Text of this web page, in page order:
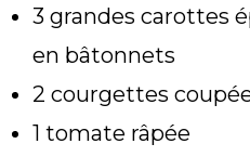
3 grandes carottes
en bâtonnets
2 courgettes
1 tomate râpée